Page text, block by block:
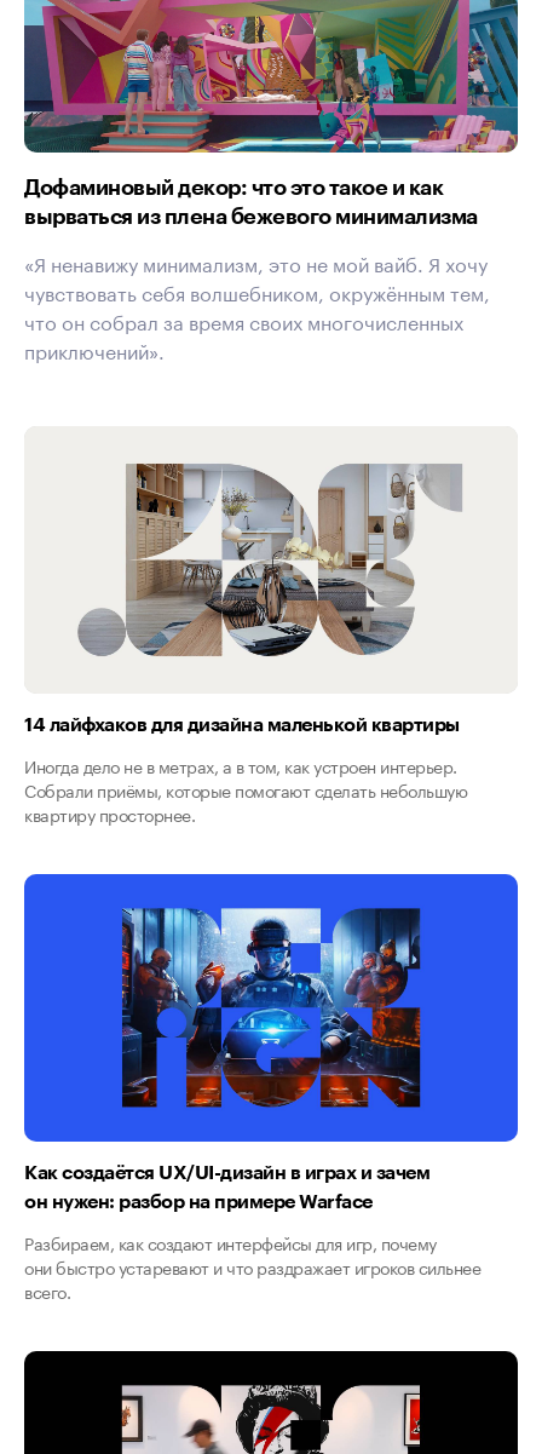
Дофаминовый декор: что это такое и как
вырваться из плена бежевого минимализма
«Я ненавижу минимализм, это не мой вайб. Я хочу
чувствовать себя волшебником, окружённым тем,
что он собрал за время своих многочисленных
приключений».
14 лайфхаков для дизайна маленькой квартиры
Иногда дело не в метрах, а в том, как устроен интерьер.
Собрали приёмы, которые помогают сделать небольшую
квартиру просторнее.
Как создаётся UX/UI-дизайн в играх и зачем
он нужен: разбор на примере Warface
Разбираем, как создают интерфейсы для игр, почему
они быстро устаревают и что раздражает игроков сильнее
всего.